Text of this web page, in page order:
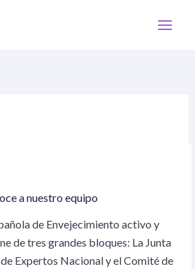
a nuestro equipo
de Envejecimiento activo y
de tres grandes bloques: La Junta
Expertos Nacional y el Comité de